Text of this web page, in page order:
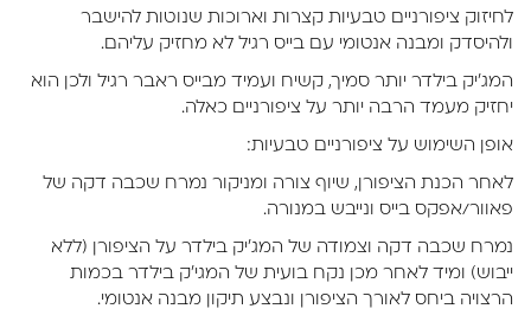
לחיזוק ציפורניים טבעיות קצרות וארוכות שנוטות להישבר
ולהיסדק ומבנה אנטומי עם בייס רגיל לא מחזיק עליהם.
המג'יק בילדר יותר סמיך, קשיח ועמיד מבייס ראבר רגיל ולכן הוא
יחזיק מעמד הרבה יותר על ציפורניים כאלה.
אופן השימוש על ציפורניים טבעיות:
לאחר הכנת הציפורן, שיוף צורה ומניקור נמרח שכבה דקה של
פאוור/אפקס בייס ונייבש במנורה.
נמרח שכבה דקה וצמודה של המג'יק בילדר על הציפורן (ללא
ייבוש) ומיד לאחר מכן נקח בועית של המגי'ק בילדר בכמות
הרצויה ביחס לאורך הציפורן ונבצע תיקון מבנה אנטומי.